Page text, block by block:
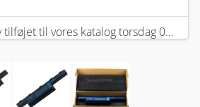
Dette produkt blev tilføjet til vores katalog torsdag 05 februar, 2026.